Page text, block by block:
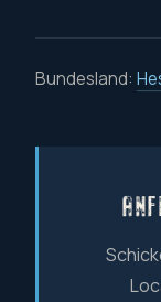
Bundesland: